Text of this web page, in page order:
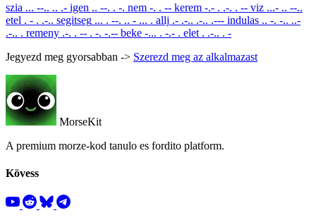
szia ... --.. .. .- igen .. --. . -. nem -. . -- kerem -.- . .-. . -- viz ...- .. --..
etel . - . .-.. segitseg ... . --. .. - ... . allj .- .-.. .-.. .--- indulas .. -. -.. ..-
.-.. . remeny .-. . -- . -. -.-- beke -... . -.- . elet . .-.. . -
Jegyezd meg gyorsabban -> Szerezd meg az alkalmazast
MorseKit
A premium morze-kod tanulo es fordito platform.
Kövess